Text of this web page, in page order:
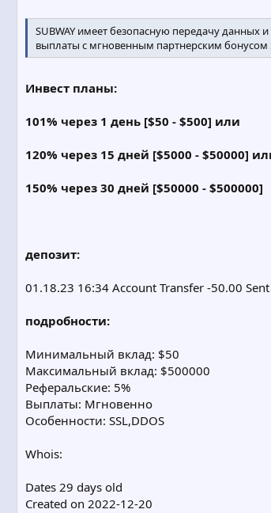
SUBWAY имеет безопасную передачу
выплаты с мгновенным партнерским бонусом
Инвест планы:
101% через 1 день [$50 - $500] или
120% через 15 дней [$5000 - $50000]
150% через 30 дней [$50000 - $500000]
депозит:
01.18.23 16:34 Account Transfer -50.00
подробности:
Минимальный вклад: $50
Максимальный вклад: $500000
Реферальские: 5%
Выплаты: Мгновенно
Особенности: SSL,DDOS
Whois:
Dates 29 days old
Created on 2022-12-20